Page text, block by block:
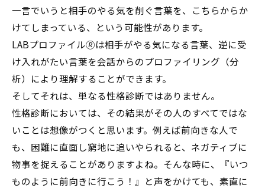
一言でいうと相手のやる気を削ぐ言葉を、こちらからか
けてしまっている、という可能性があります。
LABプロファイル🄬は相手がやる気になる言葉、逆に受
け入れがたい言葉を会話からのプロファイリング（分
析）により理解することができます。
そしてそれは、単なる性格診断ではありません。
性格診断においては、その結果がその人のすべてではな
いことは想像がつくと思います。例えば前向きな人で
も、困難に直面し窮地に追いやられると、ネガティブに
物事を捉えることがありますよね。そんな時に、『いつ
ものように前向きに行こう！』と声をかけても、素直に